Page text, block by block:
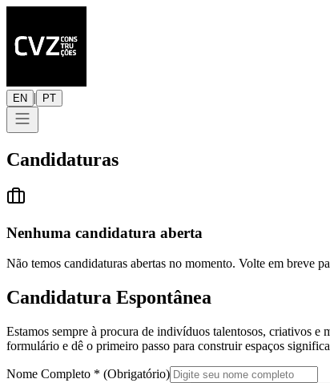
EN | PT
Candidaturas
Nenhuma candidatura aberta
Não temos candidaturas abertas no momento. Volte em breve
Candidatura Espontânea
Estamos sempre à procura de indivíduos talentosos, criativos
formulário e dê o primeiro passo para construir espaços
Nome Completo * (Obrigatório)